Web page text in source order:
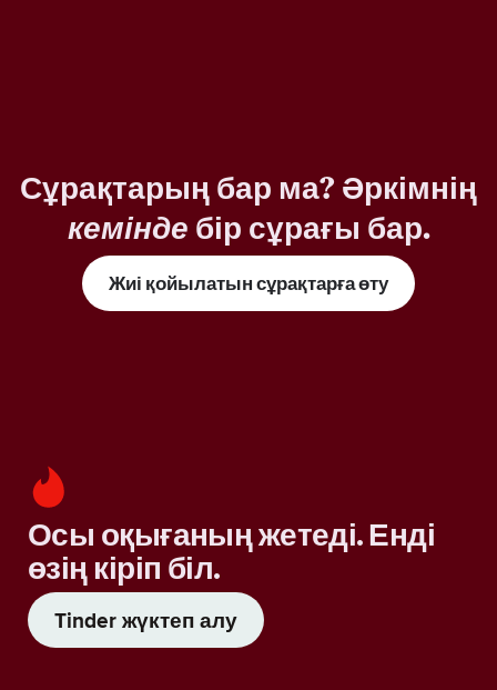
Сұрақтарың бар ма? Әркімнің
кемінде бір сұрағы бар.
Жиі қойылатын сұрақтарға өту
Осы оқығаның жетеді. Енді
өзің кіріп біл.
Tinder жүктеп алу